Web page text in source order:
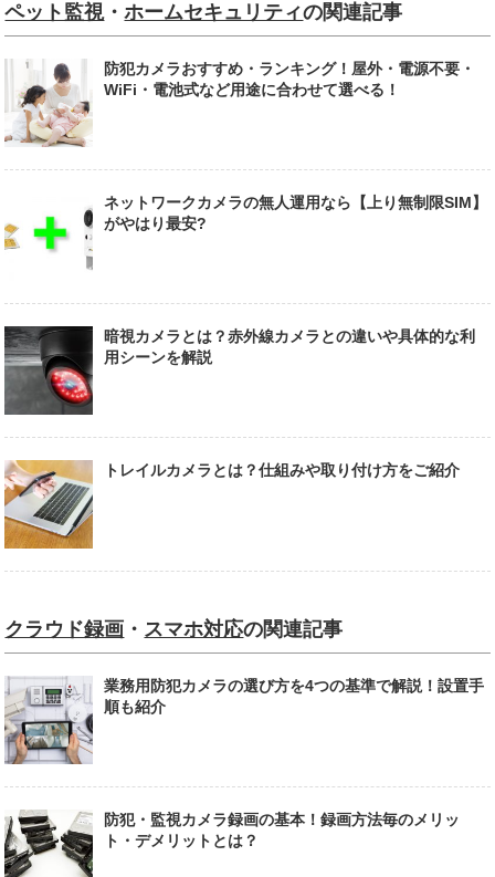
ペット監視・ホームセキュリティの関連記事
防犯カメラおすすめ・ランキング！屋外・電源不要・
WiFi・電池式など用途に合わせて選べる！
ネットワークカメラの無人運用なら【上り無制限SIM】
がやはり最安?
暗視カメラとは？赤外線カメラとの違いや具体的な利
用シーンを解説
トレイルカメラとは？仕組みや取り付け方をご紹介
クラウド録画 ・ スマホ対応の関連記事
業務用防犯カメラの選び方を4つの基準で解説！設置手
順も紹介
防犯・監視カメラ録画の基本！録画方法毎のメリッ
ト・デメリットとは？